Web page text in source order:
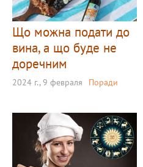
Що можна подати до
вина, а що буде не
доречним
2024 г., 9 февраля Поради